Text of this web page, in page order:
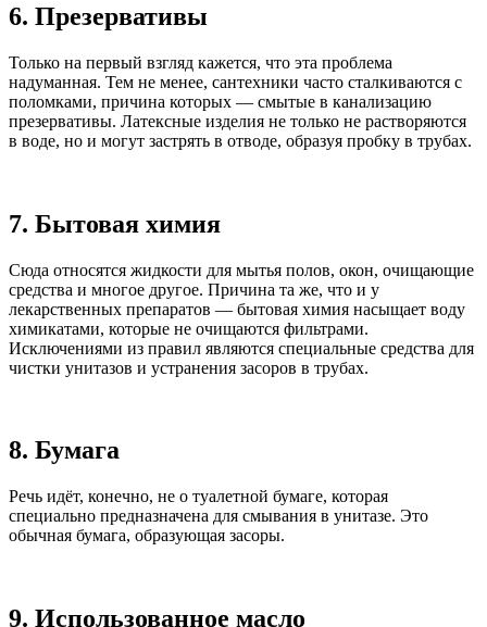
6. Презервативы
Только на первый взгляд кажется, что эта проблема
надуманная. Тем не менее, сантехники часто сталкиваются с
поломками, причина которых — смытые в канализацию
презервативы. Латексные изделия не только не растворяются
в воде, но и могут застрять в отводе, образуя пробку в трубах.
7. Бытовая химия
Сюда относятся жидкости для мытья полов, окон, очищающие
средства и многое другое. Причина та же, что и у
лекарственных препаратов — бытовая химия насыщает воду
химикатами, которые не очищаются фильтрами.
Исключениями из правил являются специальные средства для
чистки унитазов и устранения засоров в трубах.
8. Бумага
Речь идёт, конечно, не о туалетной бумаге, которая
специально предназначена для смывания в унитазе. Это
обычная бумага, образующая засоры.
9. Использованное масло